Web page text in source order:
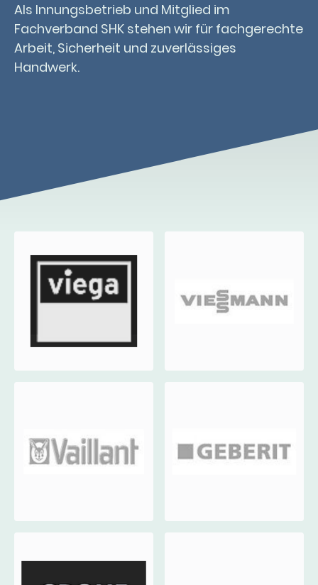
Als Innungsbetrieb und Mitglied im
Fachverband SHK stehen wir für fachgerechte
Arbeit, Sicherheit und zuverlässiges
Handwerk.